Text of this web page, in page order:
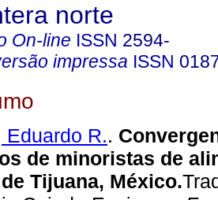
norte
On-line ISSN 2594-
impressa ISSN
Eduardo R..
de minoristas de
Tijuana, México.